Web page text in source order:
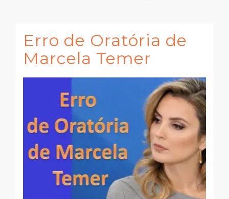
Erro de Oratória de
Marcela Temer